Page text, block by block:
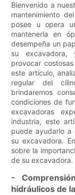
Bienvenido a
mantenimiento
posee u opera
mantenerla en
desempeña un
su excavadora,
provocar
este artículo,
regular del
brindaremos
condiciones de
excavadoras
industria, este
puede ayudarlo a
su excavadora.
sobre la
de su excavadora.
-
hidráulicos de